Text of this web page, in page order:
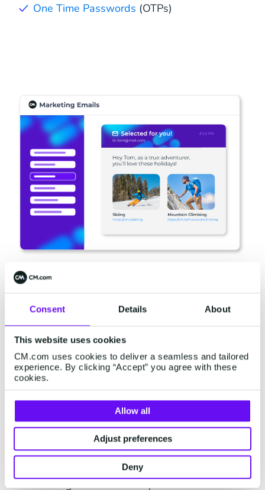
Consent Details About
This website uses cookies
CM.com uses cookies to deliver a seamless and tailored
experience. By clicking “Accept” you agree with these
cookies.
Allow all
Adjust preferences
Deny
One Time Passwords (OTPs)
Marketing e-mails
Stuur gepersonaliseerde promotiecampagnes
naar specifieke klantgroepen om producten te
presenteren, klantinteresse te stimuleren en
klanten aan te moedigen jouw producten of
diensten te kopen. Onze E-mail Gateway
integreert naadloos met bestaande
marketingsoftware om te versturen:
Nieuwsbrieven
Promoties en kortingen
Meldingen over nieuwe productreleases